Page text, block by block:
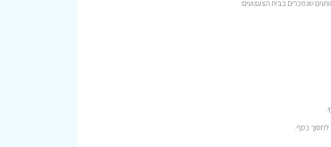
שנמכרים בבית הצעצועים: